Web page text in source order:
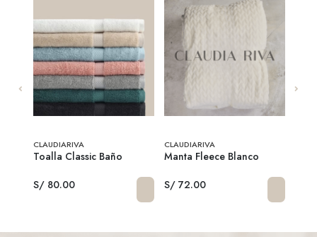
CLAUDIARIVA
Toalla Classic Baño
S/ 80.00
CLAUDIARIVA
Manta Fleece Blanco
S/ 72.00